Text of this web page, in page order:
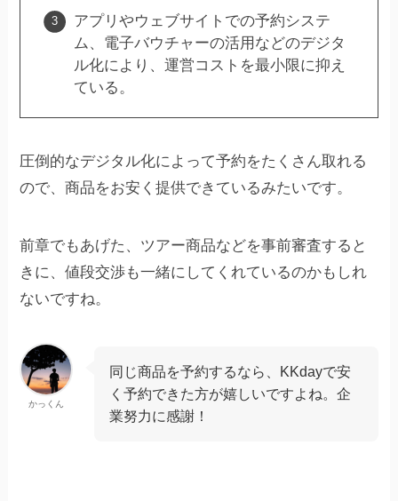
アプリやウェブサイトでの予約システ
ム、電子バウチャーの活用などのデジタ
ル化により、運営コストを最小限に抑え
ている。
圧倒的なデジタル化によって予約をたくさん取れる
ので、商品をお安く提供できているみたいです。
前章でもあげた、ツアー商品などを事前審査すると
きに、値段交渉も一緒にしてくれているのかもしれ
ないですね。
かっくん
同じ商品を予約するなら、KKdayで安
く予約できた方が嬉しいですよね。企
業努力に感謝！